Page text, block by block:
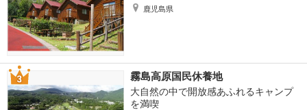
鹿児島県
霧島高原国民休養地
大自然の中で開放感あふれるキャンプ
を満喫